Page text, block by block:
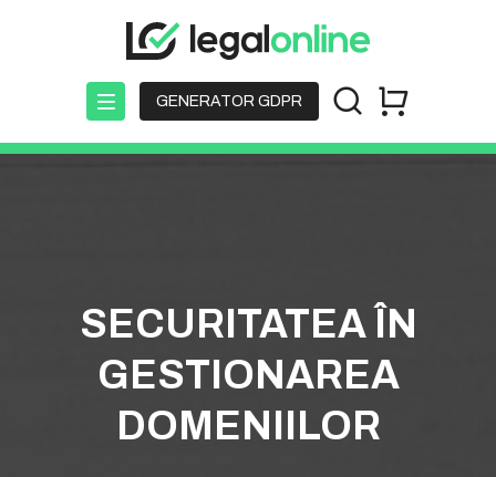
GENERATOR GDPR
SECURITATEA ÎN
GESTIONAREA
DOMENIILOR